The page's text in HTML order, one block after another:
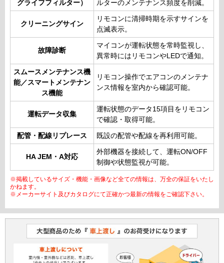
グライフフィルター） ルターのメンテナンス頻度を削減。
クリーニングサイン
リモコンに清掃時期を示すサインを
点滅表示。
故障診断
マイコンが運転状態を常時監視し、
異常時にはリモコンやLEDで通知。
スムースメンテナンス機
能／スマートメンテナン
ス機能
リモコン操作でエアコンのメンテナ
ンス情報を室内から確認可能。
運転データ収集
運転状態のデータ15項目をリモコン
で確認・取得可能。
配管・配線リプレース 既設の配管や配線を再利用可能。
HA JEM・A対応
外部機器を接続して、運転ON/OFF
制御や状態監視が可能。
※掲載しているサイズ・機能・画像など全ての情報は、万全の保証をいたし
かねます。
※メーカーサイト及びカタログにて正確かつ最新の情報をご確認下さい。